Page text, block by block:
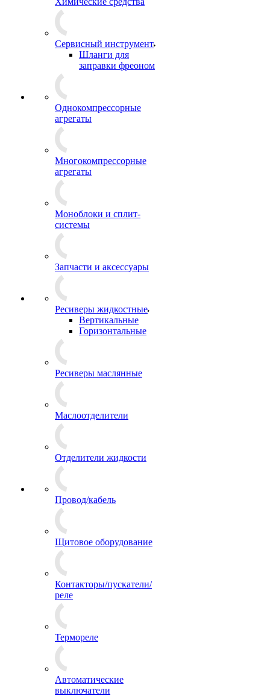
Сервисный инструмент
Шланги для
заправки фреоном
Однокомпрессорные
агрегаты
Многокомпрессорные
агрегаты
Моноблоки и сплит-
системы
Запчасти и аксессуары
Ресиверы жидкостные
Вертикальные
Горизонтальные
Ресиверы маслянные
Маслоотделители
Отделители жидкости
Провод/кабель
Щитовое оборудование
Контакторы/пускатели/
реле
Термореле
Автоматические
выключатели